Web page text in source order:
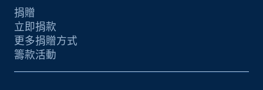
捐贈
立即捐款
更多捐贈方式
籌款活動